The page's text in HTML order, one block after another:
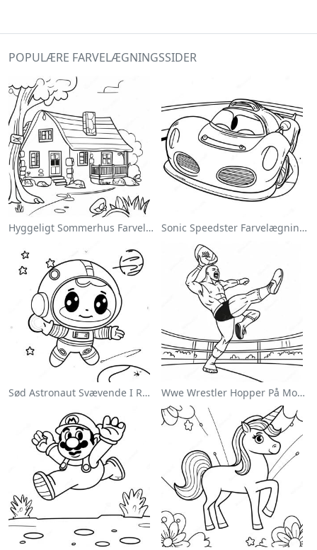
POPULÆRE FARVELÆGNINGSSIDER
Hyggeligt Sommerhus Farvelægningsside Sonic Speedster Farvelægningsside
Sød Astronaut Svævende I Rummet Farvelægningsside Wwe Wrestler Hopper På Modstander Farvelægningsside